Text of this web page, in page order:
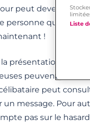
peut devenir
personne qui
!
présentation
peuvent
peut
un message. Pour
pas sur le
Liste